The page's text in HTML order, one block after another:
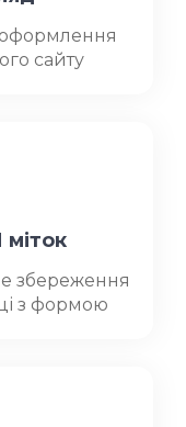
оформлення
сайту
збереження
з формою